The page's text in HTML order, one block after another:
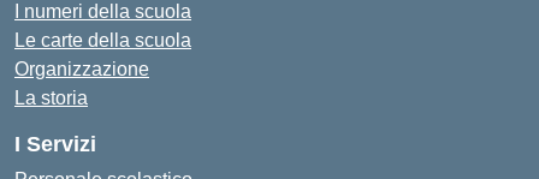
I numeri della scuola
Le carte della scuola
Organizzazione
La storia
I Servizi